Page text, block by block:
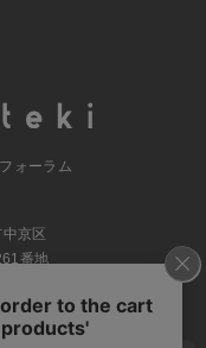
ォーラム
京区
番地